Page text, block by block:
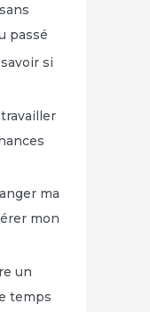
passé
si
ma
mon
un
temps